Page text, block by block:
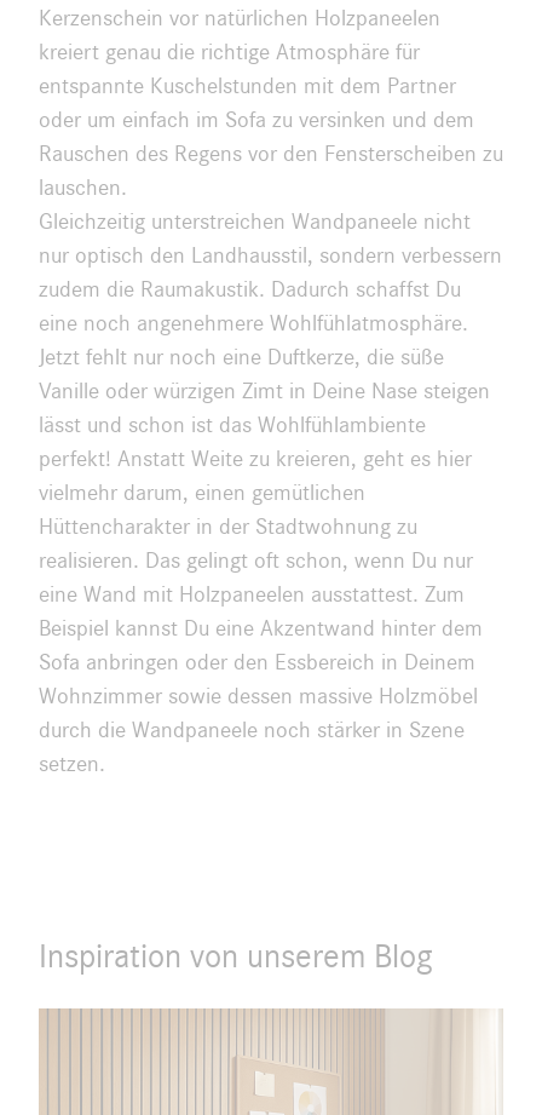
Kerzenschein vor natürlichen Holzpaneelen
kreiert genau die richtige Atmosphäre für
entspannte Kuschelstunden mit dem Partner
oder um einfach im Sofa zu versinken und dem
Rauschen des Regens vor den Fensterscheiben zu
lauschen.
Gleichzeitig unterstreichen Wandpaneele nicht
nur optisch den Landhausstil, sondern verbessern
zudem die Raumakustik. Dadurch schaffst Du
eine noch angenehmere Wohlfühlatmosphäre.
Jetzt fehlt nur noch eine Duftkerze, die süße
Vanille oder würzigen Zimt in Deine Nase steigen
lässt und schon ist das Wohlfühlambiente
perfekt! Anstatt Weite zu kreieren, geht es hier
vielmehr darum, einen gemütlichen
Hüttencharakter in der Stadtwohnung zu
realisieren. Das gelingt oft schon, wenn Du nur
eine Wand mit Holzpaneelen ausstattest. Zum
Beispiel kannst Du eine Akzentwand hinter dem
Sofa anbringen oder den Essbereich in Deinem
Wohnzimmer sowie dessen massive Holzmöbel
durch die Wandpaneele noch stärker in Szene
setzen.
Inspiration von unserem Blog